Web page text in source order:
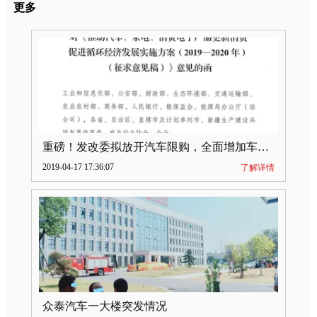
更多
重磅！发改委拟放开汽车限购，全面增加车牌指标
2019-04-17 17:36:07 了解详情
众泰汽车一大楼突发情况